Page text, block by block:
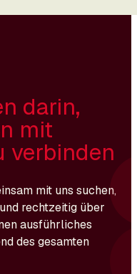
darin,
mit
verbinden
mit uns suchen,
rechtzeitig über
ausführliches
des gesamten